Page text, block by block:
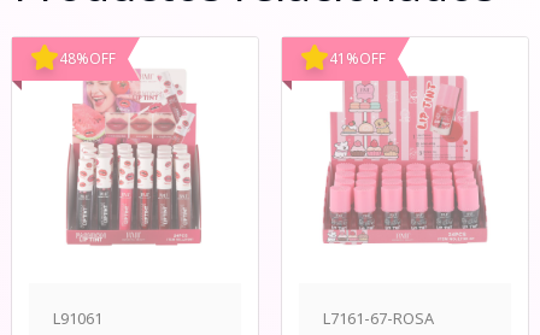
48%OFF
L91061
41 %OFF
L7161-67-ROSA